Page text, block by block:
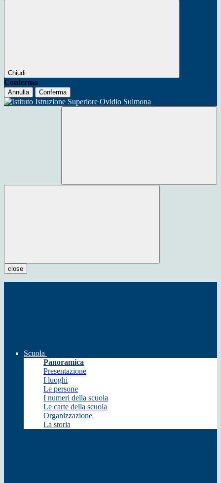
Chiudi
Conferma
Annulla Conferma
close
Scuola
Panoramica
Presentazione
I luoghi
Le persone
I numeri della scuola
Le carte della scuola
Organizzazione
La storia